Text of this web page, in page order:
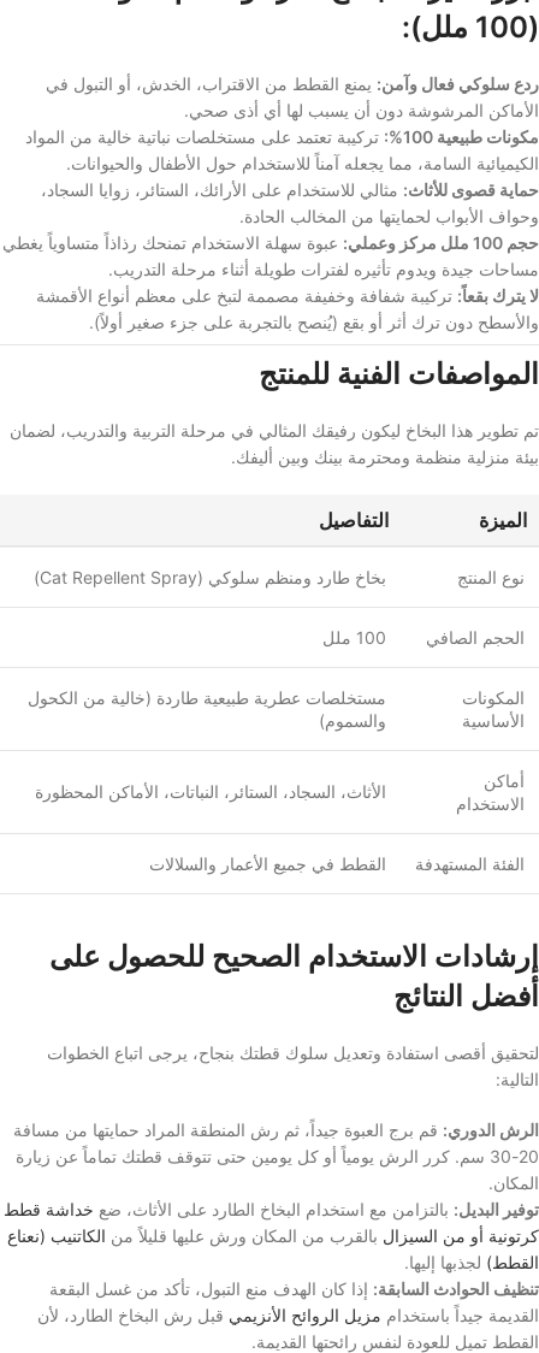
(100 ملل):
ردع سلوكي فعال وآمن: يمنع القطط من الاقتراب، الخدش، أو التبول في
الأماكن المرشوشة دون أن يسبب لها أي أذى صحي.
مكونات طبيعية 100%:
تركيبة تعتمد على مستخلصات نباتية خالية من المواد
الكيميائية السامة، مما يجعله آمناً للاستخدام حول الأطفال والحيوانات.
حماية قصوى للأثاث: مثالي للاستخدام على الأرائك، الستائر، زوايا السجاد،
وحواف الأبواب لحمايتها من المخالب الحادة.
حجم 100 ملل مركز وعملي:
عبوة سهلة الاستخدام تمنحك رذاذاً متساوياً يغطي
مساحات جيدة ويدوم تأثيره لفترات طويلة أثناء مرحلة التدريب.
لا يترك بقعاً: تركيبة شفافة وخفيفة مصممة لتبخ على معظم أنواع الأقمشة
والأسطح دون ترك أثر أو بقع (يُنصح بالتجربة على جزء صغير أولاً).
المواصفات الفنية للمنتج
تم تطوير هذا البخاخ ليكون رفيقك المثالي في مرحلة التربية والتدريب، لضمان
بيئة منزلية منظمة ومحترمة بينك وبين أليفك.
الميزة التفاصيل
نوع المنتج بخاخ طارد ومنظم سلوكي (Cat Repellent Spray)
الحجم الصافي 100 ملل
المكونات
الأساسية
مستخلصات عطرية طبيعية طاردة (خالية من الكحول
والسموم)
أماكن
الاستخدام
الأثاث، السجاد، الستائر، النباتات، الأماكن المحظورة
الفئة المستهدفة القطط في جميع الأعمار والسلالات
إرشادات الاستخدام الصحيح للحصول على
أفضل النتائج
لتحقيق أقصى استفادة وتعديل سلوك قطتك بنجاح، يرجى اتباع الخطوات
التالية:
الرش الدوري: قم برج العبوة جيداً، ثم رش المنطقة المراد حمايتها من مسافة
20-30 سم. كرر الرش يومياً أو كل يومين حتى تتوقف قطتك تماماً عن زيارة
المكان.
توفير البديل: بالتزامن مع استخدام البخاخ الطارد على الأثاث، ضع خداشة قطط
كرتونية أو من السيزال بالقرب من المكان ورش عليها قليلاً من الكاتنيب (نعناع
القطط) لجذبها إليها.
تنظيف الحوادث السابقة: إذا كان الهدف منع التبول، تأكد من غسل البقعة
القديمة جيداً باستخدام مزيل الروائح الأنزيمي قبل رش البخاخ الطارد، لأن
القطط تميل للعودة لنفس رائحتها القديمة.